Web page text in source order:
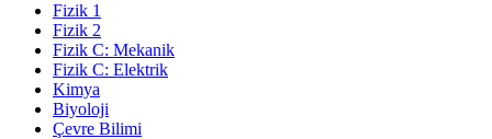
Fizik 1
Fizik 2
Fizik C: Mekanik
Fizik C: Elektrik
Kimya
Biyoloji
Çevre Bilimi